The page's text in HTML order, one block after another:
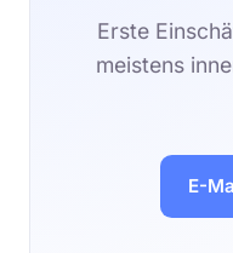
Erste
meistens
E-